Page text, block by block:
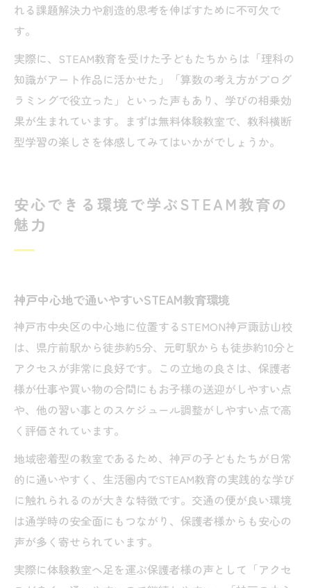
れる課題解決力や創造的思考を伸ばすために不可欠で
す。
実際に、STEAM教育を受けた子どもたちからは「理科の
知識がアート作品に活かせた」「算数の考え方がプログ
ラミングで役立った」といった声もあり、学びの相乗効
果が生まれています。まずは無料体験教室で、教科横断
型学習の楽しさを体感してみてはいかがでしょうか。
安心できる環境で学ぶSTEAM教育の
魅力
神戸中心地で通いやすいSTEAM教育環境
神戸市中央区の中心地に位置するSTEMON神戸諏訪山校
は、県庁前駅から徒歩約5分、元町駅からも徒歩約10分と
アクセスが非常に良好です。この立地の良さは、保護者
様が仕事や買い物の合間にもお子様の送迎がしやすい点
や、他の習い事とのスケジュール調整がしやすい点で高
く評価されています。
地域密着型の教室であるため、神戸の子どもたちが日常
的に通いやすく、生活圏内でSTEAM教育の実践的な学び
に触れられるのが大きな特徴です。交通の便が良い環境
は通学時の安全面にもつながり、保護者様からも安心の
声が多く寄せられています。
実際に体験教室へ足を運ぶ保護者様の声として「アクセ